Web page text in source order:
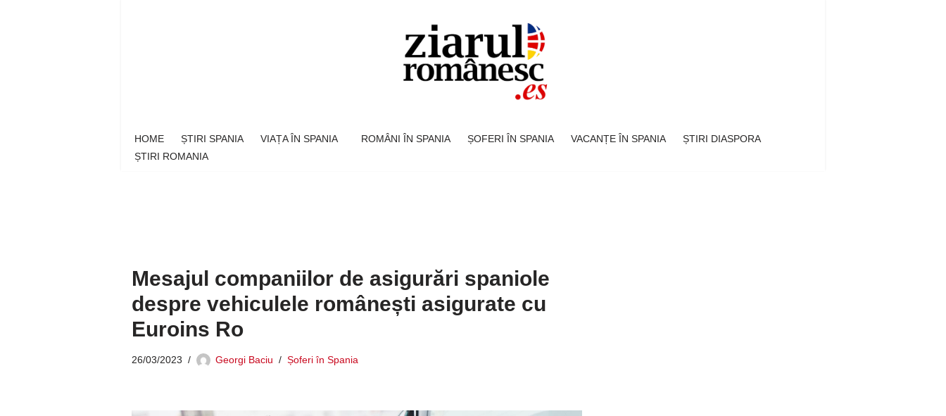
HOME ȘTIRI SPANIA VIAȚA ÎN SPANIA ROMÂNI ÎN SPANIA ȘOFERI ÎN SPANIA VACANȚE ÎN SPANIA
ȘTIRI DIASPORA
ȘTIRI ROMANIA
Mesajul companiilor de asigurări spaniole
despre vehiculele românești asigurate cu
Euroins Ro
26/03/2023 Georgi Baciu Șoferi în Spania